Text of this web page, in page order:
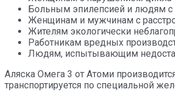
Больным эпилепсией и людям с
Женщинам и мужчинам с
Жителям экологически
Работникам вредных
Людям, испытывающим
Аляска Омега 3 от Атоми
транспортируется по специальной